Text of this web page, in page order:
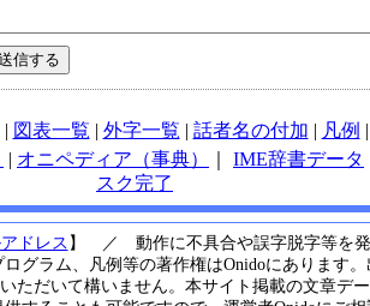
| 図表一覧 | 外字一覧 | 話者名の付加 | 凡例 |
| オニペディア（事典） IME辞書データ
スク完了
ドレス 】 ／ 動作に不具合や誤字脱字等を発
ラム、凡例等の著作権はOnidoにあります
ただいて構いません。本サイト掲載の文章デ